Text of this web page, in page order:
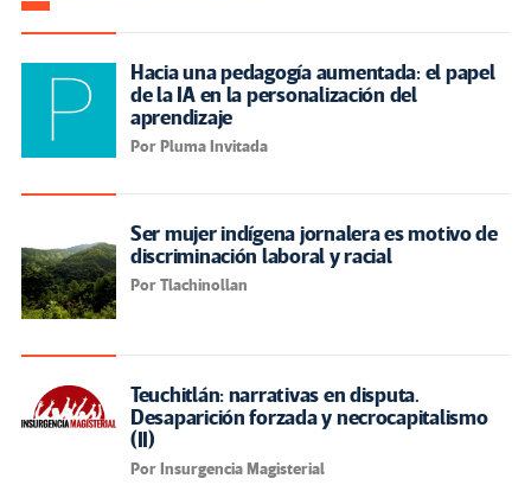
Hacia una pedagogía aumentada: el papel
de la IA en la personalización del
aprendizaje
Por Pluma Invitada
Ser mujer indígena jornalera es motivo de
discriminación laboral y racial
Por Tlachinollan
Teuchitlán: narrativas en disputa.
Desaparición forzada y necrocapitalismo
(II)
Por Insurgencia Magisterial